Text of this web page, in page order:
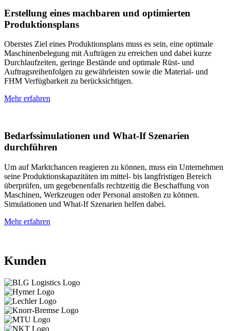
Erstellung eines machbaren und optimierten
Produktionsplans
Oberstes Ziel eines Produktionsplans muss es sein, eine optimale
Maschinenbelegung mit Aufträgen zu erreichen und dabei kurze
Durchlaufzeiten, geringe Bestände und optimale Rüst- und
Auftragsreihenfolgen zu gewährleisten sowie die Material- und
FHM Verfügbarkeit zu berücksichtigen.
Mehr erfahren
Bedarfssimulationen und What-If Szenarien
durchführen
Um auf Marktchancen reagieren zu können, muss ein Unternehmen
seine Produktionskapazitäten im mittel- bis langfristigen Bereich
überprüfen, um gegebenenfalls rechtzeitig die Beschaffung von
Maschinen, Werkzeugen oder Personal anstoßen zu können.
Simulationen und What-If Szenarien helfen dabei.
Mehr erfahren
Kunden